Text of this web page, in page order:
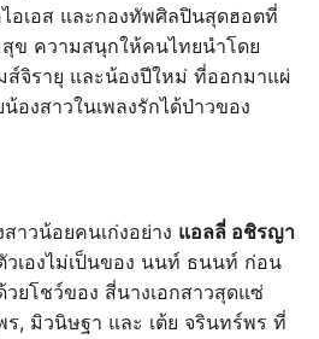
ไอเอส และกองทัพศิลปินสุดฮอตที่
ข ความสนุกให้คนไทยนำโดย
ส์จิรายุ และน้องปีใหม่ ที่ออกมาแผ่
องสาวในเพลงรักได้ป่าวของ
าวน้อยคนเก่งอย่าง แอลลี่ อชิรญา
วเองไม่เป็นของ นนท์ ธนนท์ ก่อน
วยโชว์ของ สี่นางเอกสาวสุดแซ่
, มิวนิษฐา และ เต้ย จรินทร์พร ที่